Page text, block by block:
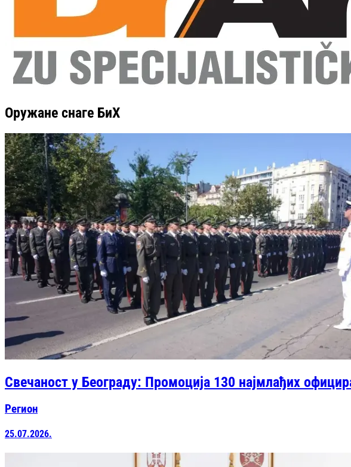
Оружане снаге БиХ
Свечаност у Београду: Промоција 130 најмлађих
Регион
25.07.2026.